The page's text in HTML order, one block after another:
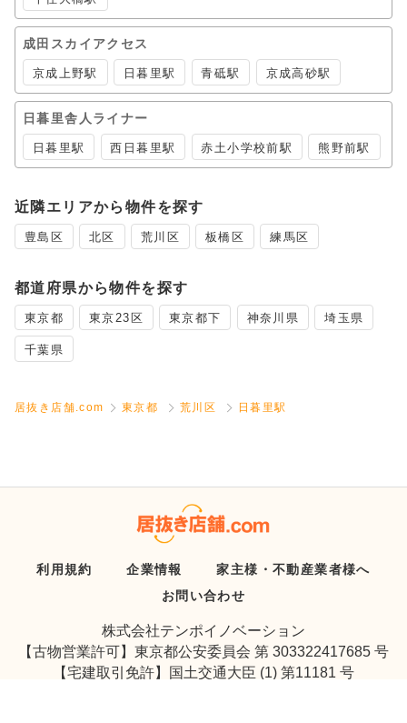
成田スカイアクセス
京成上野駅 日暮里駅 青砥駅 京成高砂駅
日暮里舎人ライナー
日暮里駅 西日暮里駅 赤土小学校前駅 熊野前駅
近隣エリアから物件を探す
豊島区 北区 荒川区 板橋区 練馬区
都道府県から物件を探す
東京都 東京23区 東京都下 神奈川県 埼玉県
千葉県
居抜き店舗.com 東京都 荒川区 日暮里駅
利用規約 企業情報
家主様・不動産業者様へ
お問い合わせ
株式会社テンポイノベーション
【古物営業許可】東京都公安委員会 第 303322417685 号
【宅建取引免許】国土交通大臣 (1) 第11181 号